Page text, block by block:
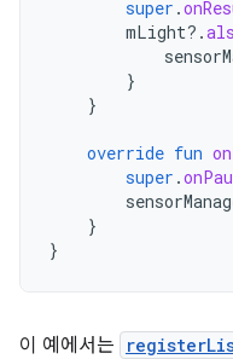
super .
mLight?.
}
}
override fun
super .
}
}
이 예에서는